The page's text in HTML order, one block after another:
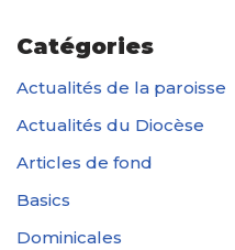
Catégories
Actualités de la paroisse
Actualités du Diocèse
Articles de fond
Basics
Dominicales